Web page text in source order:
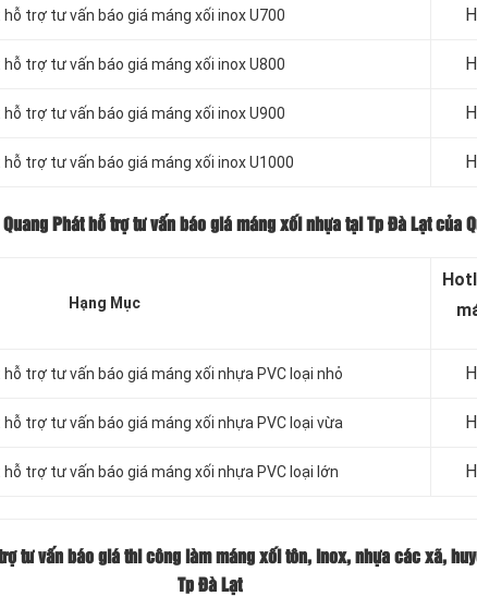
trợ tư vấn báo giá máng xối inox U700
trợ tư vấn báo giá máng xối inox U800
trợ tư vấn báo giá máng xối inox U900
trợ tư vấn báo giá máng xối inox U1000
Phát hỗ trợ tư vấn báo giá máng xối nhựa tại Tp Đà Lạt của
Hạng Mục
trợ tư vấn báo giá máng xối nhựa PVC loại nhỏ
trợ tư vấn báo giá máng xối nhựa PVC loại vừa
trợ tư vấn báo giá máng xối nhựa PVC loại lớn
tư vấn báo giá thi công làm máng xối tôn, inox, nhựa các xã,
Tp Đà Lạt